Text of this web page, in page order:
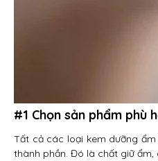
#1 Chọn sản phẩm phù
Tất cả các loại kem dưỡng
thành phần. Đó là chất giữ